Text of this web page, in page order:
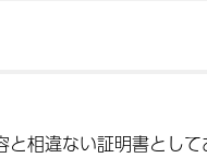
相違ない証明書として